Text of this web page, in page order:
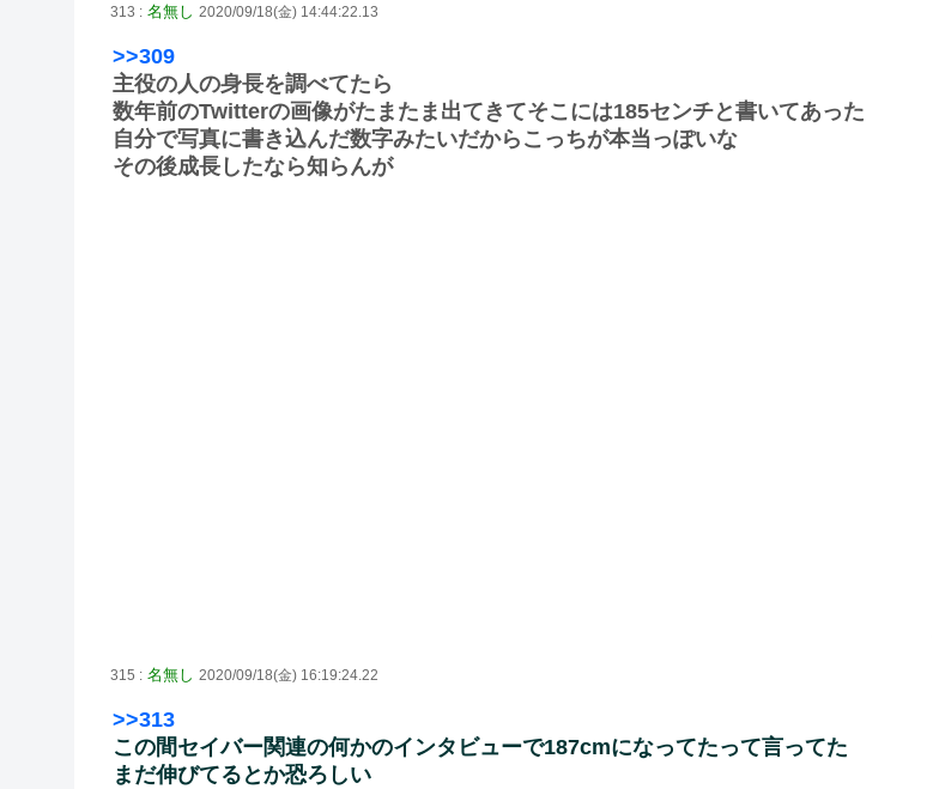
313 : 名無し 2020/09/18(金) 14:44:22.13
>>309
主役の人の身長を調べてたら
数年前のTwitterの画像がたまたま出てきてそこには185センチと書いてあった
自分で写真に書き込んだ数字みたいだからこっちが本当っぽいな
その後成長したなら知らんが
315 : 名無し 2020/09/18(金) 16:19:24.22
>>313
この間セイバー関連の何かのインタビューで187cmになってたって言ってた
まだ伸びてるとか恐ろしい